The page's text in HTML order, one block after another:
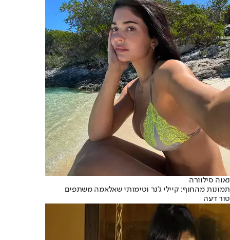
נאוה סילוורה
תמונות מהחוף: קיילי ג'נר וטימותי שאלאמה משתפים
טור דעה